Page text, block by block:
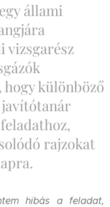
állami
vizsgarész
különböző
rajzokat
hibás a feladat,